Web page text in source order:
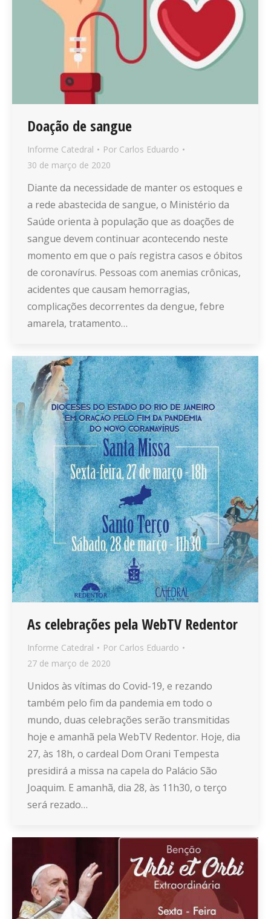
Doação de sangue
Informe Catedral Por Carlos Eduardo
30 de março de 2020
Diante da necessidade de manter os estoques e
a rede abastecida de sangue, o Ministério da
Saúde orienta à população que as doações de
sangue devem continuar acontecendo neste
momento em que o país registra casos e óbitos
de coronavírus. Pessoas com anemias crônicas,
acidentes que causam hemorragias,
complicações decorrentes da dengue, febre
amarela, tratamento…
As celebrações pela WebTV Redentor
Informe Catedral Por Carlos Eduardo
27 de março de 2020
Unidos às vítimas do Covid-19, e rezando
também pelo fim da pandemia em todo o
mundo, duas celebrações serão transmitidas
hoje e amanhã pela WebTV Redentor. Hoje, dia
27, às 18h, o cardeal Dom Orani Tempesta
presidirá a missa na capela do Palácio São
Joaquim. E amanhã, dia 28, às 11h30, o terço
será rezado…